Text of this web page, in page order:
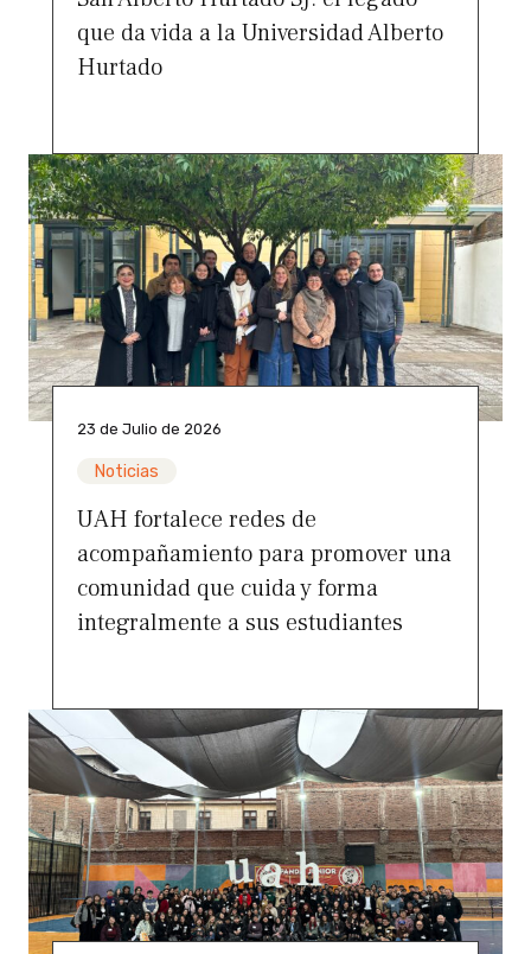
que da vida a la Universidad Alberto
Hurtado
23 de Julio de 2026
Noticias
UAH fortalece redes de
acompañamiento para promover una
comunidad que cuida y forma
integralmente a sus estudiantes